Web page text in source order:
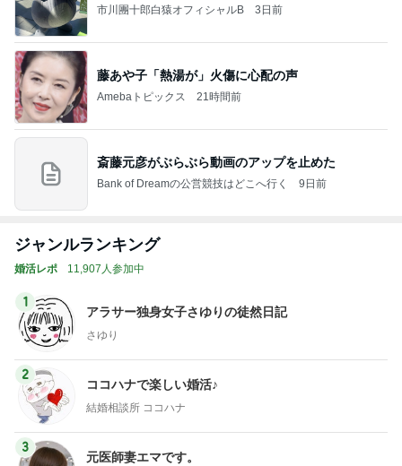
市川團十郎白猿オフィシャルB 3日前
藤あや子「熱湯が」火傷に心配の声
Amebaトピックス 21時間前
斎藤元彦がぶらぶら動画のアップを止めた
Bank of Dreamの公営競技はどこへ行く 9日前
ジャンルランキング
婚活レポ 11,907人参加中
1
アラサー独身女子さゆりの徒然日記
さゆり
2
ココハナで楽しい婚活♪
結婚相談所 ココハナ
3
元医師妻エマです。